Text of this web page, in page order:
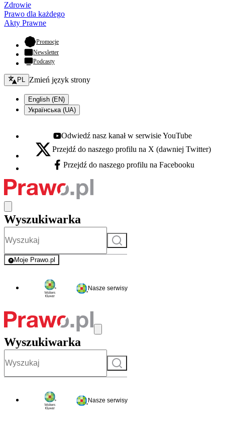
Zdrowie
Prawo dla każdego
Akty Prawne
Promocje- otwiera się w nowej karcie
Newsletter
Podcasty
Zmień język - bieżący:
PL Zmień język strony
English (EN)
Українська (UA)
Youtube - otwiera się w nowej karcie
Odwiedź nasz kanał w serwisie YouTube
X - otwiera się w nowej karcie
Przejdź do naszego profilu na X (dawniej Twitter)
Facebook - otwiera się w nowej karcie
Przejdź do naszego profilu na Facebooku
Wyszukiwarka
Szukaj
Moje Prawo.pl
- rejestracja i logowanie do serwisu
Nasze serwisy
Wyszukiwarka
Szukaj
Nasze serwisy